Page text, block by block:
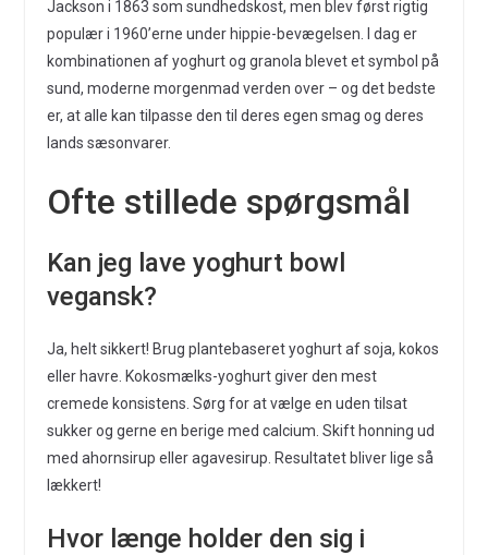
Jackson i 1863 som sundhedskost, men blev først rigtig
populær i 1960’erne under hippie-bevægelsen. I dag er
kombinationen af yoghurt og granola blevet et symbol på
sund, moderne morgenmad verden over – og det bedste
er, at alle kan tilpasse den til deres egen smag og deres
lands sæsonvarer.
Ofte stillede spørgsmål
Kan jeg lave yoghurt bowl
vegansk?
Ja, helt sikkert! Brug plantebaseret yoghurt af soja, kokos
eller havre. Kokosmælks-yoghurt giver den mest
cremede konsistens. Sørg for at vælge en uden tilsat
sukker og gerne en berige med calcium. Skift honning ud
med ahornsirup eller agavesirup. Resultatet bliver lige så
lækkert!
Hvor længe holder den sig i